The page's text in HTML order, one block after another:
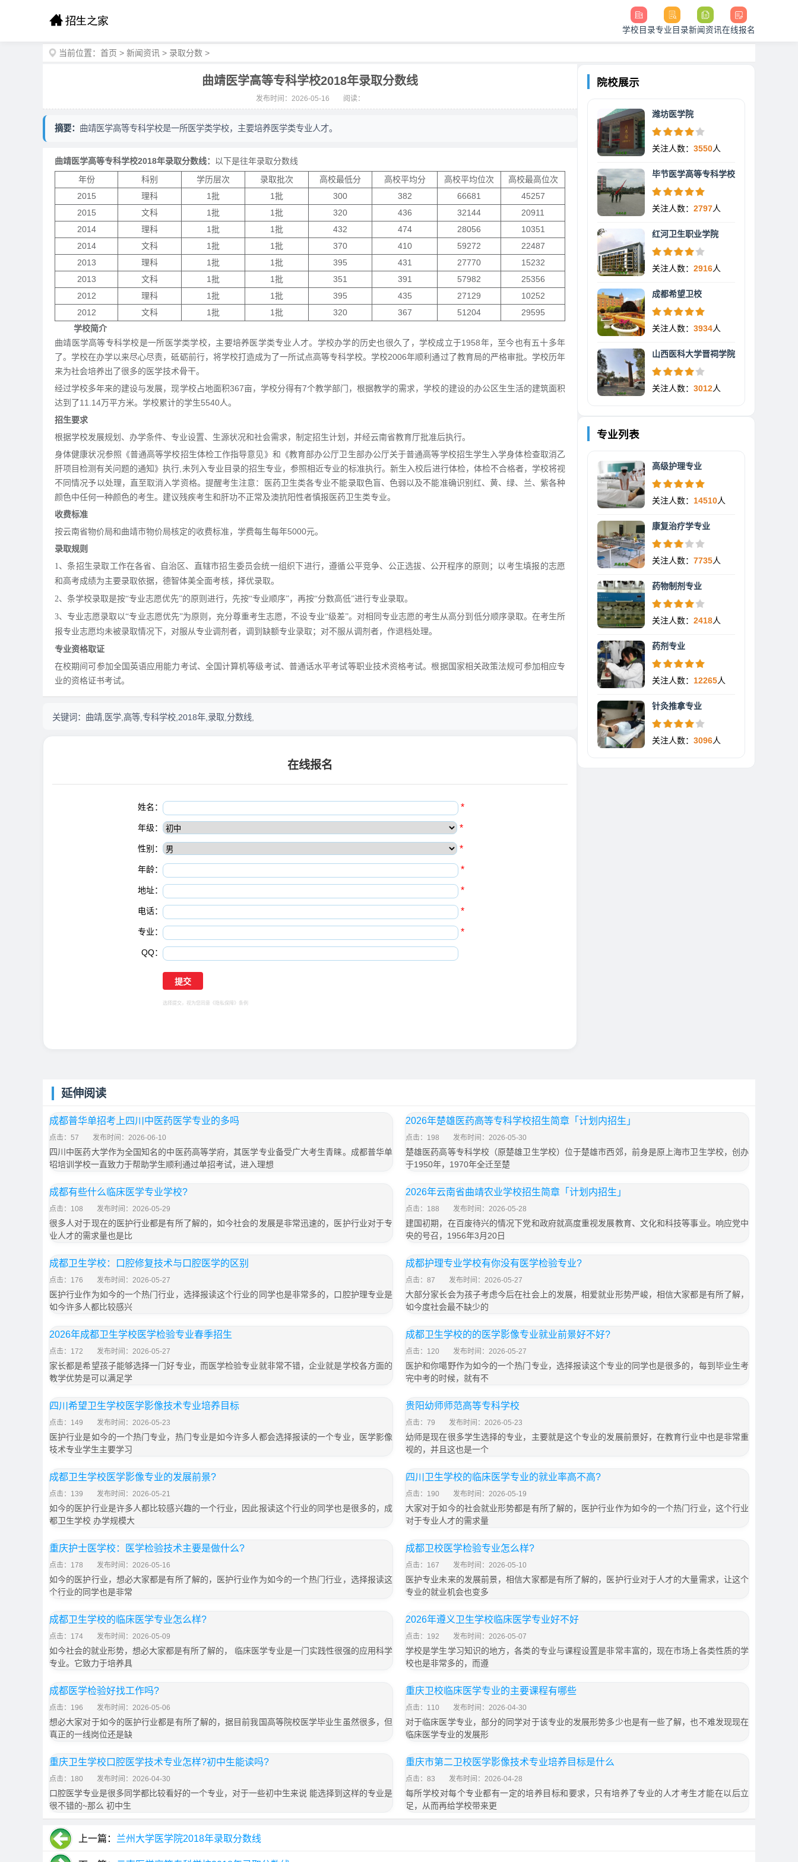
学校目录专业目录新闻资讯在线报名
当前位置： 首页 > 新闻资讯 > 录取分数 >
曲靖医学高等专科学校2018年录取分数线
发布时间：2026-05-16 阅读：
摘要： 曲靖医学高等专科学校是一所医学类学校，主要培养医学类专业人才。
曲靖医学高等专科学校2018年录取分数线：
以下是往年录取分数线
年份
科别 学历层次 录取批次 高校最低分 高校平均分 高校平均位次
高校最高位次
2015
理科 1批 1批 300 382 66681
45257
2015
文科 1批 1批 320 436 32144
20911
2014
理科 1批 1批 432 474 28056
10351
2014
文科 1批 1批 370 410 59272
22487
2013
理科 1批 1批 395 431 27770
15232
2013
文科 1批 1批 351 391 57982
25356
2012
理科 1批 1批 395 435 27129
10252
2012
文科 1批 1批 320 367 51204
29595
学校简介
曲靖医学高等专科学校是一所医学类学校，主要培养医学类专业人才。学校办学的历史也很久了，学校成立于1958年，至今也有五十多年
了。学校在办学以来尽心尽责，砥砺前行，将学校打造成为了一所试点高等专科学校。学校2006年顺利通过了教育局的严格审批。学校历年
来为社会培养出了很多的医学技术骨干。
经过学校多年来的建设与发展，现学校占地面积367亩，学校分得有7个教学部门，根据教学的需求，学校的建设的办公区生生活的建筑面积
达到了11.14万平方米。学校累计的学生5540人。
招生要求
根据学校发展规划、办学条件、专业设置、生源状况和社会需求，制定招生计划，并经云南省教育厅批准后执行。
身体健康状况参照《普通高等学校招生体检工作指导意见》和《教育部办公厅卫生部办公厅关于普通高等学校招生学生入学身体检查取消乙
肝项目检测有关问题的通知》执行,未列入专业目录的招生专业，参照相近专业的标准执行。新生入校后进行体检，体检不合格者，学校将视
不同情况予以处理，直至取消入学资格。提醒考生注意：医药卫生类各专业不能录取色盲、色弱以及不能准确识别红、黄、绿、兰、紫各种
颜色中任何一种颜色的考生。建议残疾考生和肝功不正常及澳抗阳性者慎报医药卫生类专业。
收费标准
按云南省物价局和曲靖市物价局核定的收费标准，学费每生每年5000元。
录取规则
1、条招生录取工作在各省、自治区、直辖市招生委员会统一组织下进行，遵循公平竞争、公正选拔、公开程序的原则；以考生填报的志愿
和高考成绩为主要录取依据，德智体美全面考核，择优录取。
2、条学校录取是按“专业志愿优先”的原则进行，先按“专业顺序”，再按“分数高低”进行专业录取。
3、专业志愿录取以“专业志愿优先”为原则，充分尊重考生志愿，不设专业“级差”。对相同专业志愿的考生从高分到低分顺序录取。在考生所
报专业志愿均未被录取情况下，对服从专业调剂者，调到缺额专业录取；对不服从调剂者，作退档处理。
专业资格取证
在校期间可参加全国英语应用能力考试、全国计算机等级考试、普通话水平考试等职业技术资格考试。根据国家相关政策法规可参加相应专
业的资格证书考试。
关键词： 曲靖,医学,高等,专科学校,2018年,录取,分数线,
在线报名
姓名： *
年级： *
性别： *
年龄： *
地址： *
电话： *
专业： *
QQ：
选择提交，视为您同意 《隐私保障》 条例
院校展示
潍坊医学院
关注人数： 3550人
毕节医学高等专科学校
关注人数： 2797人
红河卫生职业学院
关注人数： 2916人
成都希望卫校
关注人数： 3934人
山西医科大学晋祠学院
关注人数： 3012人
专业列表
高级护理专业
关注人数： 14510人
康复治疗学专业
关注人数： 7735人
药物制剂专业
关注人数： 2418人
药剂专业
关注人数： 12265人
针灸推拿专业
关注人数： 3096人
延伸阅读
成都普华单招考上四川中医药医学专业的多吗
点击：57 发布时间：2026-06-10
四川中医药大学作为全国知名的中医药高等学府，其医学专业备受广大考生青睐。成都普华单
招培训学校一直致力于帮助学生顺利通过单招考试，进入理想
2026年楚雄医药高等专科学校招生简章「计划内招生」
点击：198 发布时间：2026-05-30
楚雄医药高等专科学校（原楚雄卫生学校）位于楚雄市西郊，前身是原上海市卫生学校，创办
于1950年，1970年全迁至楚
成都有些什么临床医学专业学校?
点击：108 发布时间：2026-05-29
很多人对于现在的医护行业都是有所了解的，如今社会的发展是非常迅速的，医护行业对于专
业人才的需求量也是比
2026年云南省曲靖农业学校招生简章「计划内招生」
点击：188 发布时间：2026-05-28
建国初期，在百废待兴的情况下党和政府就高度重视发展教育、文化和科技等事业。响应党中
央的号召，1956年3月20日
成都卫生学校：口腔修复技术与口腔医学的区别
点击：176 发布时间：2026-05-27
医护行业作为如今的一个热门行业，选择报读这个行业的同学也是非常多的，口腔护理专业是
如今许多人都比较感兴
成都护理专业学校有你没有医学检验专业?
点击：87 发布时间：2026-05-27
大部分家长会为孩子考虑今后在社会上的发展，相爱就业形势严峻，相信大家都是有所了解，
如今度社会最不缺少的
2026年成都卫生学校医学检验专业春季招生
点击：172 发布时间：2026-05-27
家长都是希望孩子能够选择一门好专业，而医学检验专业就非常不错，企业就是学校各方面的
教学优势是可以满足学
成都卫生学校的的医学影像专业就业前景好不好?
点击：120 发布时间：2026-05-27
医护和你噶野作为如今的一个热门专业，选择报读这个专业的同学也是很多的，每到毕业生考
完中考的时候，就有不
四川希望卫生学校医学影像技术专业培养目标
点击：149 发布时间：2026-05-23
医护行业是如今的一个热门专业，热门专业是如今许多人都会选择报读的一个专业，医学影像
技术专业学生主要学习
贵阳幼师师范高等专科学校
点击：79 发布时间：2026-05-23
幼师是现在很多学生选择的专业，主要就是这个专业的发展前景好，在教育行业中也是非常重
视的，并且这也是一个
成都卫生学校医学影像专业的发展前景?
点击：139 发布时间：2026-05-21
如今的医护行业是许多人都比较感兴趣的一个行业，因此报读这个行业的同学也是很多的，成
都卫生学校 办学规模大
四川卫生学校的临床医学专业的就业率高不高?
点击：190 发布时间：2026-05-19
大家对于如今的社会就业形势都是有所了解的，医护行业作为如今的一个热门行业，这个行业
对于专业人才的需求量
重庆护士医学校：医学检验技术主要是做什么?
点击：178 发布时间：2026-05-16
如今的医护行业，想必大家都是有所了解的，医护行业作为如今的一个热门行业，选择报读这
个行业的同学也是非常
成都卫校医学检验专业怎么样?
点击：167 发布时间：2026-05-10
医护专业未来的发展前景，相信大家都是有所了解的，医护行业对于人才的大量需求，让这个
专业的就业机会也变多
成都卫生学校的临床医学专业怎么样?
点击：174 发布时间：2026-05-09
如今社会的就业形势，想必大家都是有所了解的， 临床医学专业是一门实践性很强的应用科学
专业。它致力于培养具
2026年遵义卫生学校临床医学专业好不好
点击：192 发布时间：2026-05-07
学校是学生学习知识的地方，各类的专业与课程设置是非常丰富的，现在市场上各类性质的学
校也是非常多的，而遵
成都医学检验好找工作吗?
点击：196 发布时间：2026-05-06
想必大家对于如今的医护行业都是有所了解的，据目前我国高等院校医学毕业生虽然很多，但
真正的一线岗位还是缺
重庆卫校临床医学专业的主要课程有哪些
点击：110 发布时间：2026-04-30
对于临床医学专业，部分的同学对于该专业的发展形势多少也是有一些了解，也不难发现现在
临床医学专业的发展形
重庆卫生学校口腔医学技术专业怎样?初中生能读吗?
点击：180 发布时间：2026-04-30
口腔医学专业是很多同学都比较看好的一个专业，对于一些初中生来说 能选择到这样的专业是
很不错的~那么 初中生
重庆市第二卫校医学影像技术专业培养目标是什么
点击：83 发布时间：2026-04-28
每所学校对每个专业都有一定的培养目标和要求，只有培养了专业的人才考生才能在以后立
足，从而再给学校带来更
上一篇： 兰州大学医学院2018年录取分数线